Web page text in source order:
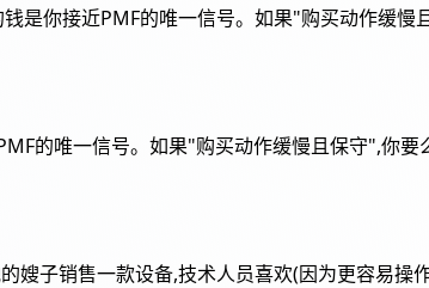
是你接近PMF的唯一信号。如果"购买动作缓
的唯一信号。如果"购买动作缓慢且保守",你
子销售一款设备,技术人员喜欢(因为更容易